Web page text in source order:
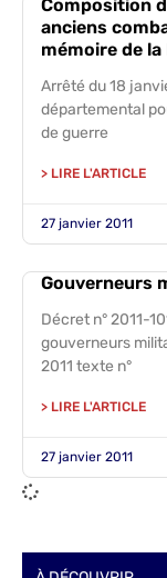
Composition
anciens
mémoire de la
Arrêté du 18
départemental
de guerre
> LIRE L'ARTICLE
27 janvier 2011
Gouverneurs
Décret n° 2011-
gouverneurs
2011 texte n°
> LIRE L'ARTICLE
27 janvier 2011